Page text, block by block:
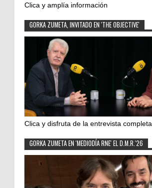
Clica y amplía información
GORKA ZUMETA, INVITADO EN 'THE OBJECTIVE'
Clica y disfruta de la entrevista completa
GORKA ZUMETA EN 'MEDIODÍA RNE' EL D.M.R.'26